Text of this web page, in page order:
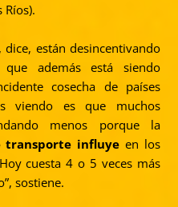
Ríos).
están desincentivando
además está siendo
cosecha de países
viendo es que muchos
menos porque la
transporte influye en los
cuesta 4 o 5 veces más
sostiene.